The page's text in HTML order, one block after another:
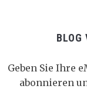
BLOG
Geben Sie Ihre
abonnieren